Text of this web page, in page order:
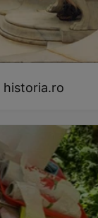
historia.ro